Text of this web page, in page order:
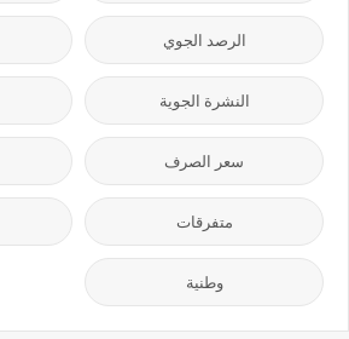
الرصد الجوي
النشرة الجوية
سعر الصرف
متفرقات
وطنية